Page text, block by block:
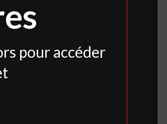
pour accéder